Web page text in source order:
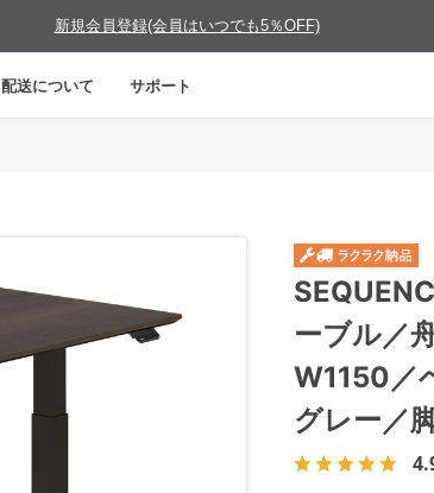
新規会員登録(会員はいつでも5％OFF)
配送について サポート
ーブル／
W1150／
グレー／